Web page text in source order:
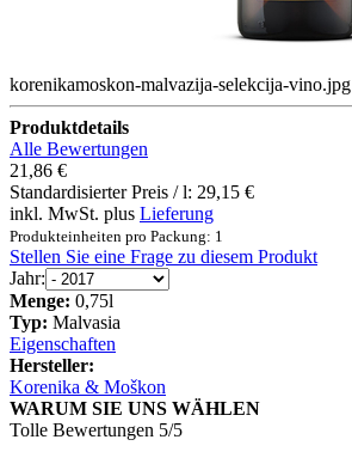
korenikamoskon-malvazija-selekcija-vino.jpg
Produktdetails
Alle Bewertungen
21,86 €
Standardisierter Preis / l: 29,15 €
inkl. MwSt. plus Lieferung
Produkteinheiten pro Packung: 1
Stellen Sie eine Frage zu diesem Produkt
Jahr:
Menge: 0,75l
Typ: Malvasia
Eigenschaften
Hersteller:
Korenika & Moškon
WARUM SIE UNS WÄHLEN
Tolle Bewertungen 5/5